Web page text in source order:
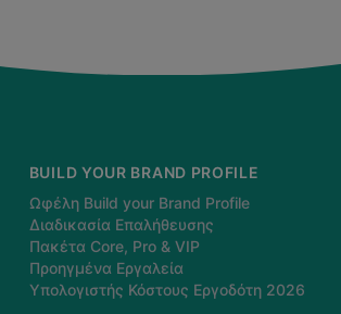
BUILD YOUR BRAND PROFILE
Ωφέλη Build your Brand Profile
Διαδικασία Επαλήθευσης
Πακέτα Core, Pro & VIP
Προηγμένα Εργαλεία
Υπολογιστής Κόστους Εργοδότη 2026